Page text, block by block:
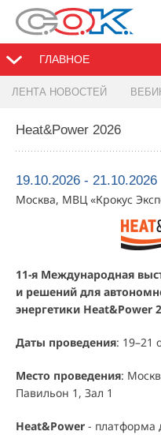
ГЛАВНОЕ
ЛЕНТА НОВОСТЕЙ
Heat&Power 2026
19.10.2026 - 21.10.2026
Москва, МВЦ «Крокус
11-я Международная
и решений для
энергетики Heat&Power
Даты проведения: 19–21
Место проведения:
Павильон 1, Зал 1
Heat&Power - платформа